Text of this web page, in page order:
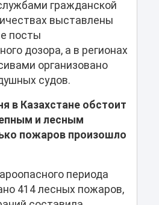
гражданской
выставлены
посты
дозора, а в регионах
организовано
судов.
в Казахстане обстоит
и лесным
пожаров произошло
периода
414 лесных пожаров,